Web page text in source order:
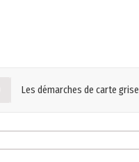
Les démarches de carte grise